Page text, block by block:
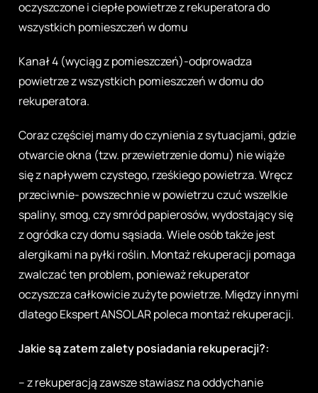
oczyszczone i ciepłe powietrze z rekuperatora do
wszystkich pomieszczeń w domu
Kanał 4 (wyciąg z pomieszczeń)-odprowadza
powietrze z wszystkich pomieszczeń w domu do
rekuperatora.
Coraz częściej mamy do czynienia z sytuacjami, gdzie
otwarcie okna (tzw. przewietrzenie domu) nie wiąże
się z napływem czystego, rześkiego powietrza. Wręcz
przeciwnie- powszechnie w powietrzu czuć wszelkie
spaliny, smog, czy smród papierosów, wydostający się
z ogródka czy domu sąsiada. Wiele osób także jest
alergikami na pyłki roślin. Montaż rekuperacji pomaga
zwalczać ten problem, ponieważ rekuperator
oczyszcza całkowicie zużyte powietrze. Między innymi
dlatego Ekspert ANSOLAR poleca montaż rekuperacji.
Jakie są zatem zalety posiadania rekuperacji?:
– z rekuperacją zawsze stawiasz na oddychanie